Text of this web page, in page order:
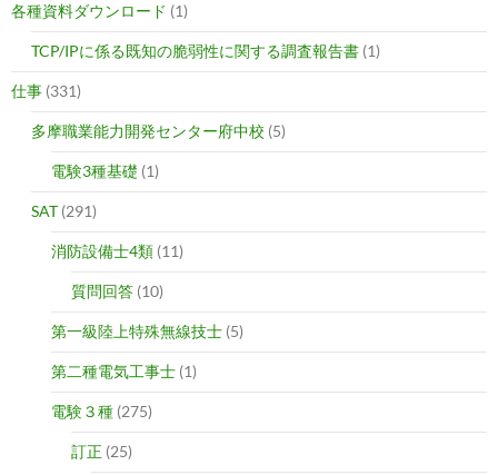
各種資料ダウンロード (1)
TCP/IPに係る既知の脆弱性に関する調査報告書 (1)
仕事 (331)
多摩職業能力開発センター府中校 (5)
電験3種基礎 (1)
SAT (291)
消防設備士4類 (11)
質問回答 (10)
第一級陸上特殊無線技士 (5)
第二種電気工事士 (1)
電験３種 (275)
訂正 (25)